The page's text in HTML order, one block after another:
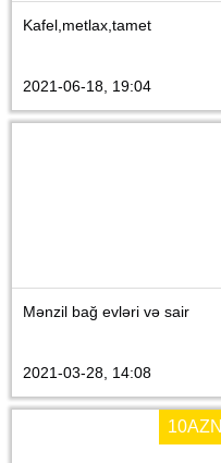
Kafel,metlax,tamet
2021-06-18, 19:04
Mənzil bağ evləri və sair
2021-03-28, 14:08
10AZN